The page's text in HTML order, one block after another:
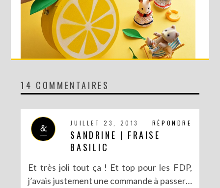
DIY : MA VALISETTE CITRON
14 COMMENTAIRES
RÉPONDRE
JUILLET 23, 2013
SANDRINE | FRAISE
BASILIC
Et très joli tout ça ! Et top pour les FDP,
j’avais justement une commande à passer…